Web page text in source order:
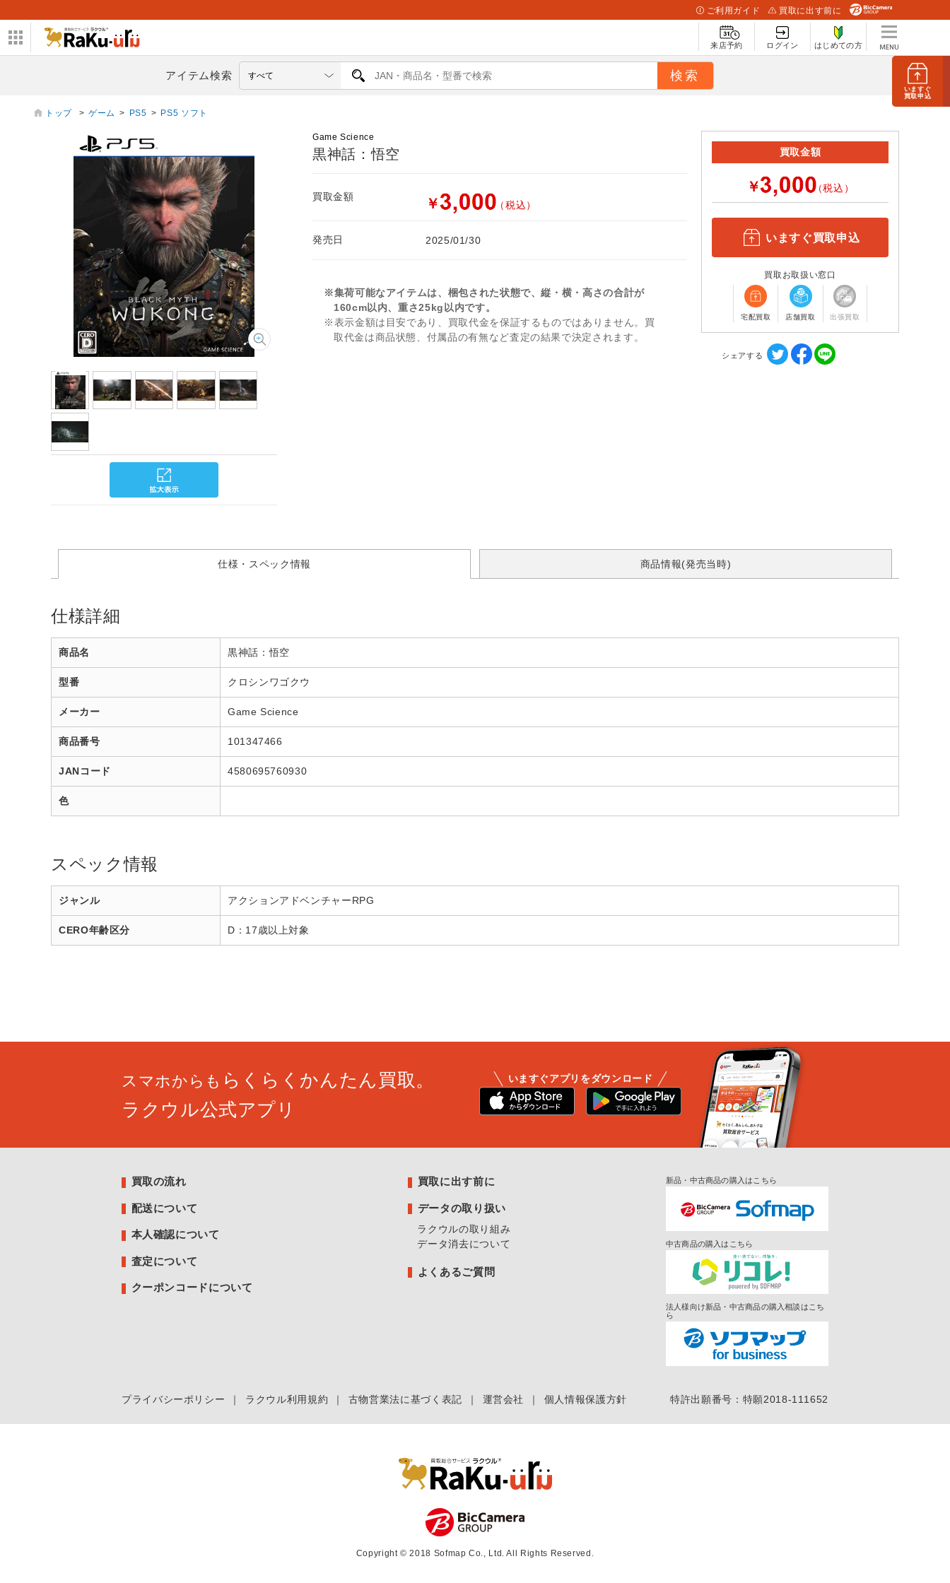
いますぐ
買取申込
ご利用ガイド 買取に出す前に
来店予約 ログイン はじめての方
アイテム検索
トップ > ゲーム > PS5 > PS5 ソフト
Game Science
黒神話：悟空
買取金額 ￥ （税込）
発売日 2025/01/30
※集荷可能なアイテムは、梱包された状態で、縦・横・高さの合計が
160cm以内、重さ25kg以内です。
※表示金額は目安であり、買取代金を保証するものではありません。買
取代金は商品状態、付属品の有無など査定の結果で決定されます。
買取金額
￥ （税込）
いますぐ買取申込
買取お取扱い窓口
宅配買取 店舗買取 出張買取
シェアする
仕様・スペック情報 商品情報(発売当時)
仕様詳細
商品名 黒神話：悟空
型番 クロシンワゴクウ
メーカー Game Science
商品番号 101347466
JANコード 4580695760930
色
スペック情報
ジャンル アクションアドベンチャーRPG
CERO年齢区分 D：17歳以上対象
スマホからも らくらくかんたん買取。
ラクウル公式アプリ
いますぐアプリをダウンロード
買取の流れ
配送について
本人確認について
査定について
クーポンコードについて
買取に出す前に
データの取り扱い
ラクウルの取り組み
データ消去について
よくあるご質問
新品・中古商品の購入はこちら
中古商品の購入はこちら
法人様向け新品・中古商品の購入相談はこち
ら
プライバシーポリシー ｜ ラクウル利用規約 ｜ 古物営業法に基づく表記 ｜ 運営会社 ｜ 個人情報保護方針 特許出願番号：特願2018-111652
Copyright © 2018 Sofmap Co., Ltd. All Rights Reserved.